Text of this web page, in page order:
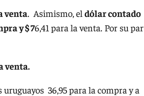
venta. Asimismo, el dólar contado
y $ 76,41 para la venta. Por su
venta.
uruguayos 36,95 para la compra y a